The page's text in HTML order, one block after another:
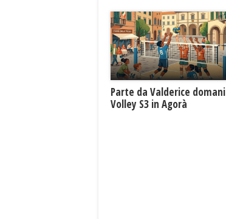
Parte da Valderice domani
Volley S3 in Agorà